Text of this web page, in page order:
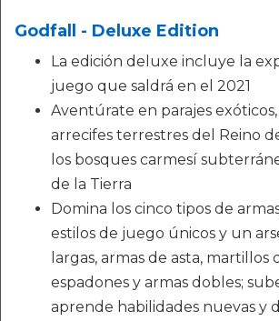
Godfall - Deluxe Edition
La edición deluxe incluye la
juego que saldrá en el 2021
Aventúrate en parajes
arrecifes terrestres del Reino
los bosques carmesí
de la Tierra
Domina los cinco tipos de
estilos de juego únicos y un
largas, armas de asta, martillos
espadones y armas dobles;
aprende habilidades nuevas y